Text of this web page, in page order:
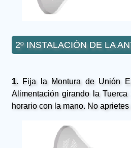
2º INSTALACIÓN DE LA
1. Fija la Montura de Unión
Alimentación girando la
horario con la mano. No aprietes